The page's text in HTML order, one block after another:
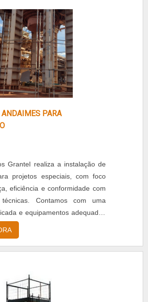
OFERECE DIVERSOS
somente pela questão
um piso de qualidade traz t.
ANDAIMES PARA
Grantel realiza a instalação de
projetos especiais, com foco
eficiência e conformidade com
Contamos com uma
e equipamentos adequados
às necessidades específicas de
priorizando a qualidade e a